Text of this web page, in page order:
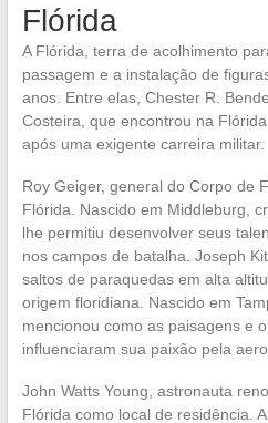
Flórida
A Flórida, terra de acolhimento
passagem e a instalação de
anos. Entre elas, Chester R.
Costeira, que encontrou na
após uma exigente carreira militar.
Roy Geiger, general do Corpo de
Flórida. Nascido em Middleburg,
lhe permitiu desenvolver seus
nos campos de batalha. Joseph
saltos de paraquedas em alta
origem floridiana. Nascido em
mencionou como as paisagens e
influenciaram sua paixão pela
John Watts Young, astronauta
Flórida como local de residência.